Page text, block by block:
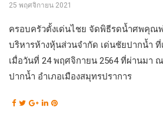
25 พฤศจิกายน 2021
ครอบครัวตั้งเด่นไชย จัดพิธีรดน้ำศพคุณ
บริหารห้างหุ้นส่วนจำกัด เด่นชัยปากน้ำ ที่
เมื่อวันที่ 24 พฤศจิกายน 2564 ที่ผ่านมา
ปากน้ำ อำเภอเมืองสมุทรปราการ